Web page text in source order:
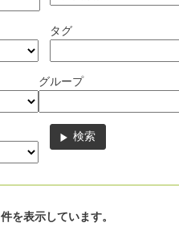
タグ
グループ
件を表示しています。